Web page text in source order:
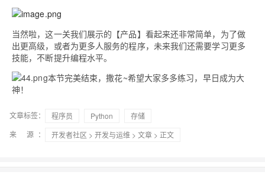
当然啦，这一关我们展示的【产品】看起来还非常简单，为了做
出更高级，或者为更多人服务的程序，未来我们还需要学习更多
技能，不断提升编程水平。
本节完美结束，撒花~希望大家多多练习，早日成为大
神！
文章标签： 程序员 Python
存储
来 源：
开发者社区 > 开发与运维 > 文章 > 正文